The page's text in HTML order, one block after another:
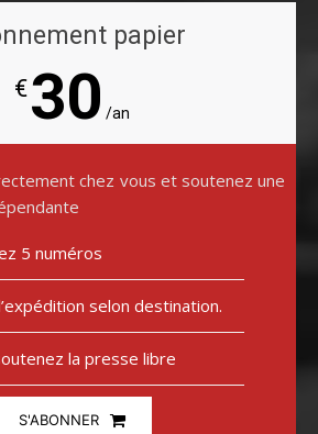
papier
€30 /an
chez vous et soutenez une
5 numéros
selon destination.
la presse libre
S'ABONNER